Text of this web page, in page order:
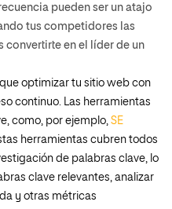
pueden ser un atajo
tus competidores las
convertirte en el líder de un
optimizar tu sitio web con
continuo. Las herramientas
como, por ejemplo, SE
herramientas cubren todos
de palabras clave, lo
clave relevantes, analizar
y otras métricas